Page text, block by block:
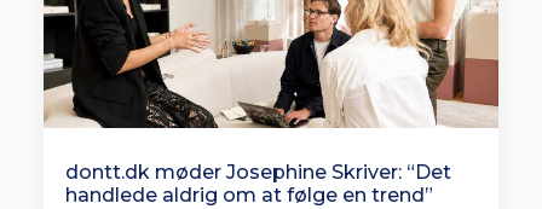
dontt.dk møder Josephine Skriver: “Det
handlede aldrig om at følge en trend”